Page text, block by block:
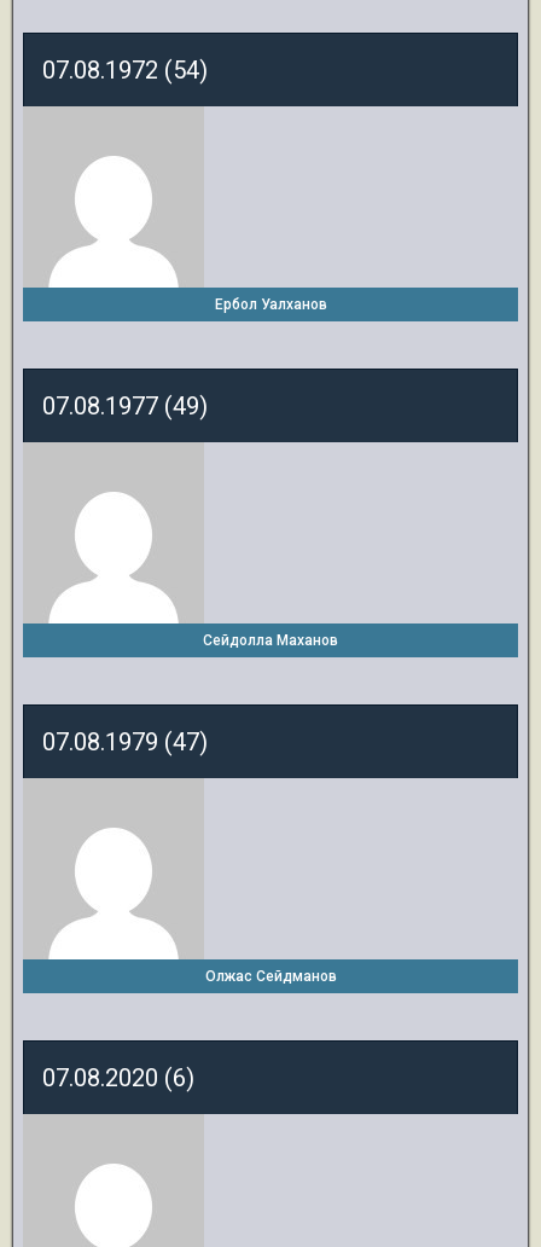
07.08.1972 (54)
Ербол Уалханов
07.08.1977 (49)
Сейдолла Маханов
07.08.1979 (47)
Олжас Сейдманов
07.08.2020 (6)